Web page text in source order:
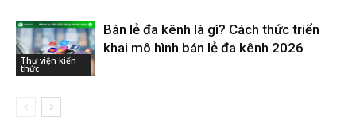
Thư viện kiến
thức
Bán lẻ đa kênh là gì? Cách thức triển
khai mô hình bán lẻ đa kênh 2026